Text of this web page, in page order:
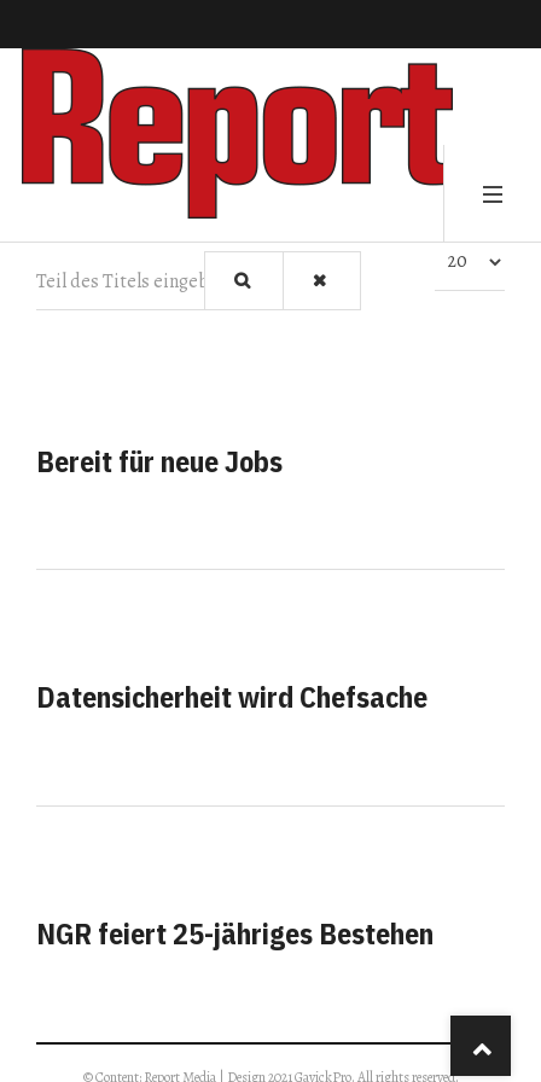
Teil des Titels eingeben Anzeige #
Bereit für neue Jobs
Datensicherheit wird Chefsache
NGR feiert 25-jähriges Bestehen
© Content: Report Media | Design 2021 GavickPro. All rights reserved.